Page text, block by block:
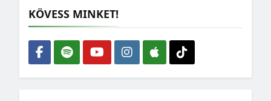
KÖVESS MINKET!